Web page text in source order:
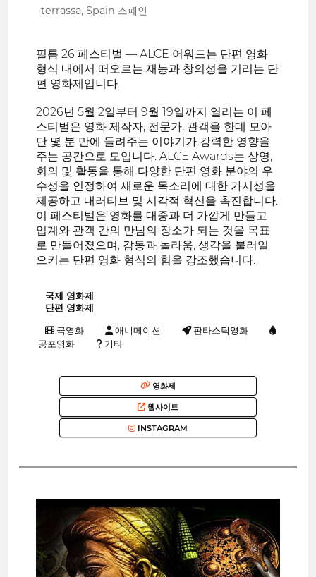
terrassa, Spain 스페인
필름 26 페스티벌 — ALCE 어워드는 단편 영화
형식 내에서 떠오르는 재능과 창의성을 기리는 단
편 영화제입니다.
2026년 5월 2일부터 9월 19일까지 열리는 이 페
스티벌은 영화 제작자, 전문가, 관객을 한데 모아
단 몇 분 만에 들려주는 이야기가 강력한 영향을
주는 공간으로 모입니다. ALCE Awards는 상영,
회의 및 활동을 통해 다양한 단편 영화 분야의 우
수성을 인정하여 새로운 목소리에 대한 가시성을
제공하고 내러티브 및 시각적 혁신을 촉진합니다.
이 페스티벌은 영화를 대중과 더 가깝게 만들고
업계와 관객 간의 만남의 장소가 되는 것을 목표
로 만들어졌으며, 감동과 놀라움, 생각을 불러일
으키는 단편 영화 형식의 힘을 강조했습니다.
국제 영화제
단편 영화제
극영화 애니메이션
판타스틱영화
공포영화
기타
영화제
웹사이트
INSTAGRAM